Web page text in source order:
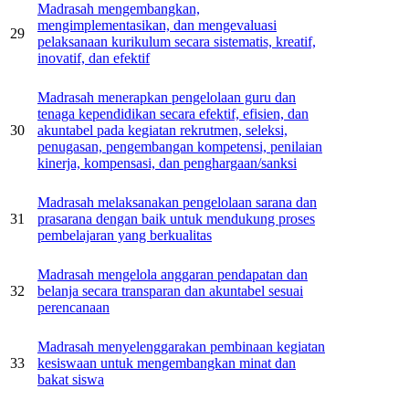
29
Madrasah mengembangkan,
mengimplementasikan, dan mengevaluasi
pelaksanaan kurikulum secara sistematis, kreatif,
inovatif, dan efektif
30
Madrasah menerapkan pengelolaan guru dan
tenaga kependidikan secara efektif, efisien, dan
akuntabel pada kegiatan rekrutmen, seleksi,
penugasan, pengembangan kompetensi, penilaian
kinerja, kompensasi, dan penghargaan/sanksi
31
Madrasah melaksanakan pengelolaan sarana dan
prasarana dengan baik untuk mendukung proses
pembelajaran yang berkualitas
32
Madrasah mengelola anggaran pendapatan dan
belanja secara transparan dan akuntabel sesuai
perencanaan
33
Madrasah menyelenggarakan pembinaan kegiatan
kesiswaan untuk mengembangkan minat dan
bakat siswa